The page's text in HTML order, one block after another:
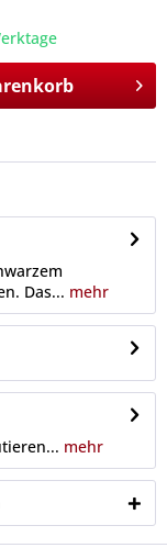
Das... mehr
mehr